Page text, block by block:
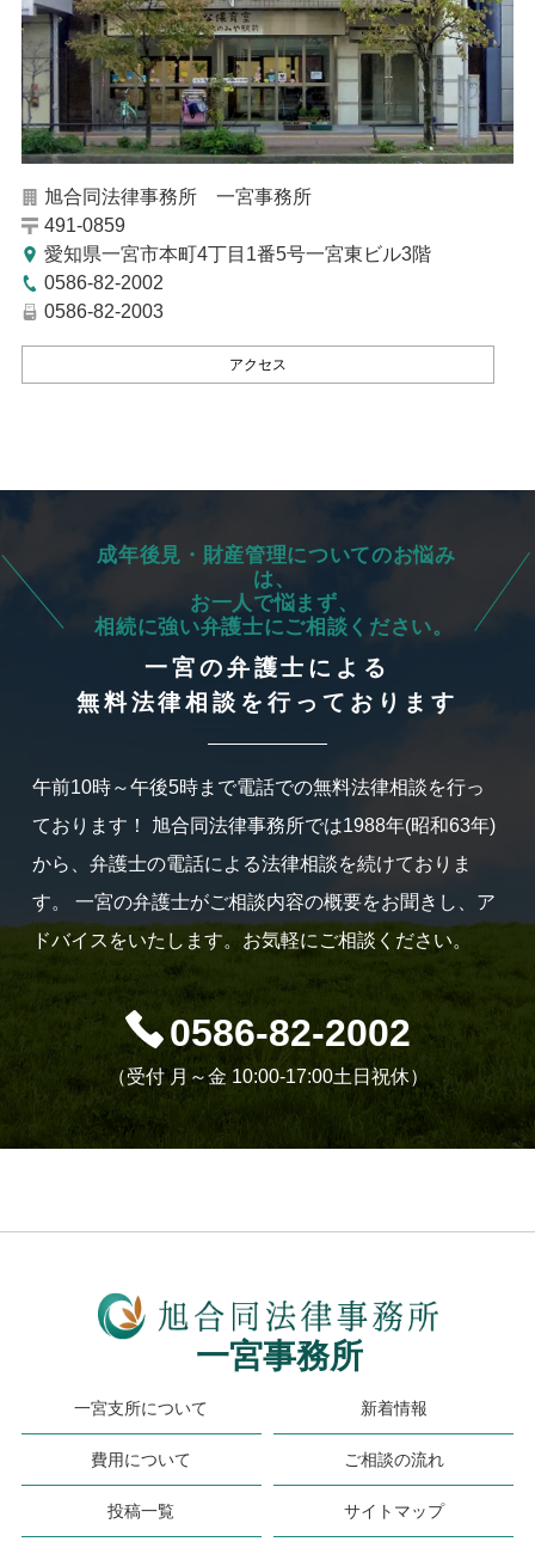
旭合同法律事務所 一宮事務所
491-0859
愛知県一宮市本町4丁目1番5号一宮東ビル3階
0586-82-2002
0586-82-2003
アクセス
成年後見・財産管理についてのお悩み
は、
お一人で悩まず、
相続に強い弁護士にご相談ください。
一宮の弁護士による
無料法律相談を行っております
午前10時～午後5時まで電話での無料法律相談を行っ
ております！
旭合同法律事務所では1988年(昭和63年)
から、弁護士の電話による法律相談を続けておりま
す。
一宮の弁護士がご相談内容の概要をお聞きし、ア
ドバイスをいたします。お気軽にご相談ください。
0586-82-2002
（受付 月～金 10:00-17:00土日祝休）
一宮事務所
一宮支所について 新着情報
費用について ご相談の流れ
投稿一覧 サイトマップ